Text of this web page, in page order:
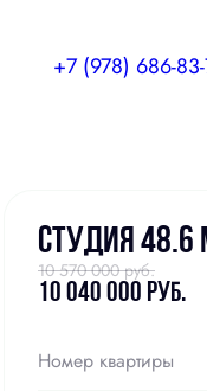
+7 (978) 686-
Студия 48.6
10 570 000 руб.
10 040 000 руб.
Номер квартиры